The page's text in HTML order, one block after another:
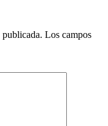
Los campos